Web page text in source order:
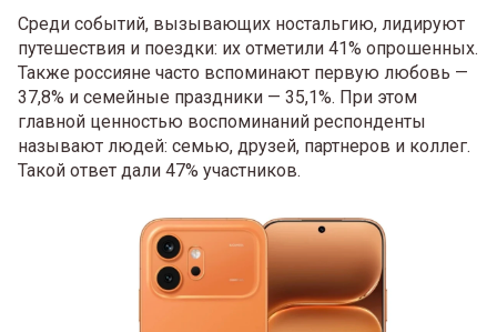
Среди событий, вызывающих ностальгию, лидируют
путешествия и поездки: их отметили 41% опрошенных.
Также россияне часто вспоминают первую любовь —
37,8% и семейные праздники — 35,1%. При этом
главной ценностью воспоминаний респонденты
называют людей: семью, друзей, партнеров и коллег.
Такой ответ дали 47% участников.